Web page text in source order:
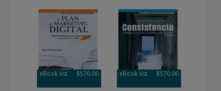
eBook Vst $570.00 eBook Vst $570.00